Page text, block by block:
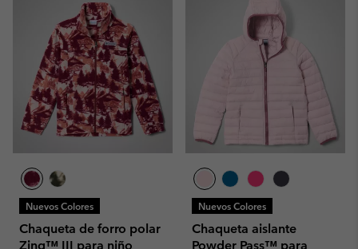
Nuevos Colores
Chaqueta de forro polar
Zing™ III para niño
Nuevos Colores
Chaqueta aislante
Powder Pass™ para